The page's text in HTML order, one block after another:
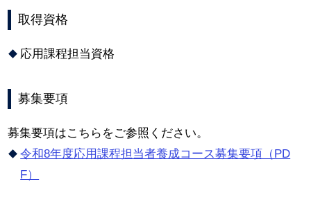
取得資格
応用課程担当資格
募集要項
募集要項はこちらをご参照ください。
令和8年度応用課程担当者養成コース募集要項（PD
F）